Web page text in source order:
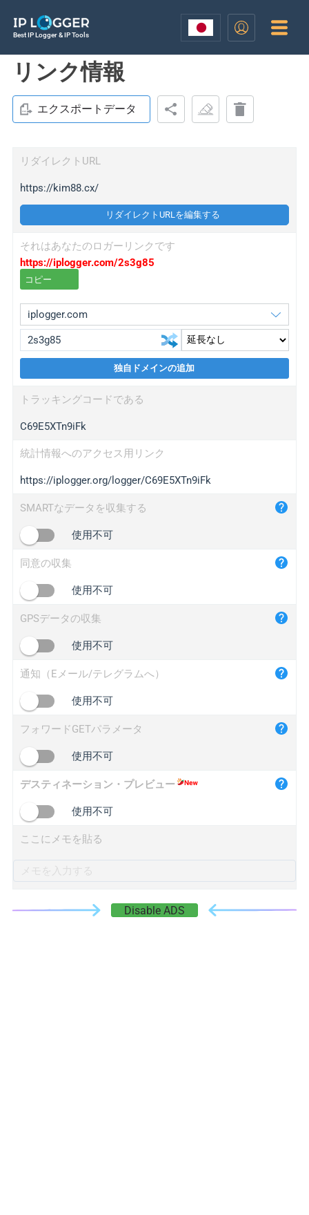
Best IP Logger & IP Tools
リンク情報
エクスポートデータ
リダイレクトURL
https://kim88.cx/
リダイレクトURLを編集する
それはあなたのロガーリンクです
https://iplogger.com/2s3g85
コピー
wl.gl
ed.tc
bc.ax
iplogger.com
maper.info
2no.co
yip.su
iplogger.info
iplogger.cn
独自ドメインの追加
トラッキングコードである
C69E5XTn9iFk
統計情報へのアクセス用リンク
https://iplogger.org/logger/C69E5XTn9iFk
SMARTなデータを収集する
使用不可
同意の収集
使用不可
GPSデータの収集
使用不可
通知（Eメール/テレグラムへ）
使用不可
フォワードGETパラメータ
使用不可
デスティネーション・プレビュー
使用不可
ここにメモを貼る
Disable ADS